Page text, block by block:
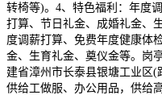
转椅等)。4、特色福利：年度
打算、节日礼金、成婚礼金、
度调薪打算、免费年度健康体
金、生育礼金、奠仪金等。岗
建省漳州市长泰县银塘工业区(
供给工做服、办公用品，供给